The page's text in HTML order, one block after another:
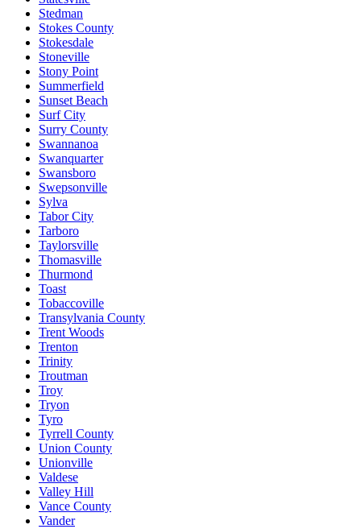
Stedman
Stokes County
Stokesdale
Stoneville
Stony Point
Summerfield
Sunset Beach
Surf City
Surry County
Swannanoa
Swanquarter
Swansboro
Swepsonville
Sylva
Tabor City
Tarboro
Taylorsville
Thomasville
Thurmond
Toast
Tobaccoville
Transylvania County
Trent Woods
Trenton
Trinity
Troutman
Troy
Tryon
Tyro
Tyrrell County
Union County
Unionville
Valdese
Valley Hill
Vance County
Vander